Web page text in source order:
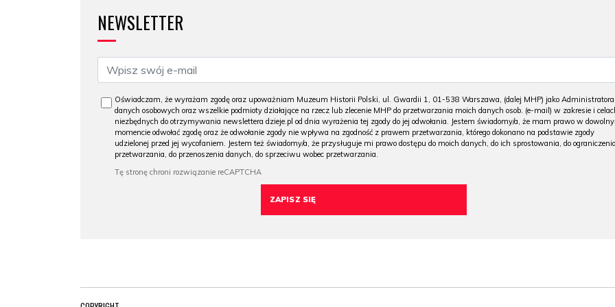
NEWSLETTER
Oświadczam, że wyrażam zgodę oraz upoważniam Muzeum Historii Polski, ul. Gwardii 1, 01-538 Warszawa, (dalej MHP) jako Administratora
danych osobowych oraz wszelkie podmioty działające na rzecz lub zlecenie MHP do przetwarzania moich danych osob. (e-mail) w zakresie i
niezbędnych do otrzymywania newslettera dzieje.pl od dnia wyrażenia tej zgody do jej odwołania. Jestem świadomy/a, że mam prawo w
momencie odwołać zgodę oraz że odwołanie zgody nie wpływa na zgodność z prawem przetwarzania, którego dokonano na podstawie zgody
udzielonej przed jej wycofaniem. Jestem też świadomy/a, że przysługuje mi prawo dostępu do moich danych, do ich sprostowania, do ograniczenia
przetwarzania, do przenoszenia danych, do sprzeciwu wobec przetwarzania.